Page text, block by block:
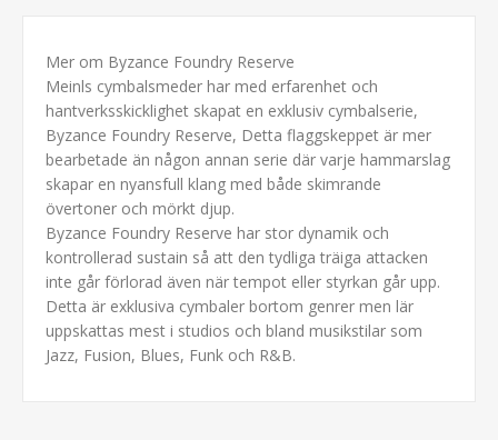
Mer om Byzance Foundry Reserve
Meinls cymbalsmeder har med erfarenhet och
hantverksskicklighet skapat en exklusiv cymbalserie,
Byzance Foundry Reserve, Detta flaggskeppet är mer
bearbetade än någon annan serie där varje hammarslag
skapar en nyansfull klang med både skimrande
övertoner och mörkt djup.
Byzance Foundry Reserve har stor dynamik och
kontrollerad sustain så att den tydliga träiga attacken
inte går förlorad även när tempot eller styrkan går upp.
Detta är exklusiva cymbaler bortom genrer men lär
uppskattas mest i studios och bland musikstilar som
Jazz, Fusion, Blues, Funk och R&B.